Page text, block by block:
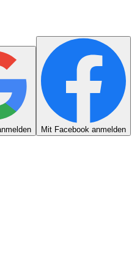
Mit Facebook anmelden